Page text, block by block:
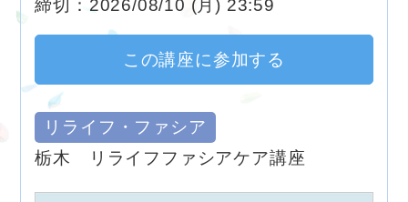
締切：2026/08/10 (月) 23:59
この講座に参加する
リライフ・ファシア
栃木 リライフファシアケア講座